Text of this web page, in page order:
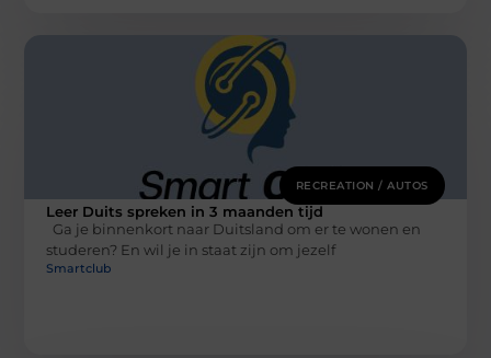
RECREATION / AUTOS
Leer Duits spreken in 3 maanden tijd
Ga je binnenkort naar Duitsland om er te wonen en
studeren? En wil je in staat zijn om jezelf
Smartclub